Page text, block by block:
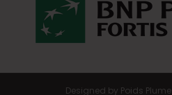
Designed by Poids Plume